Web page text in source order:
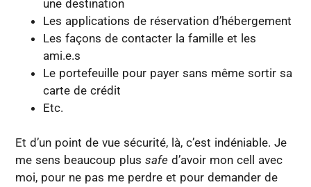
une destination
Les applications de réservation d’hébergement
Les façons de contacter la famille et les
ami.e.s
Le portefeuille pour payer sans même sortir sa
carte de crédit
Etc.
Et d’un point de vue sécurité, là, c’est indéniable. Je
me sens beaucoup plussafe d’avoir mon cell avec
moi, pour ne pas me perdre et pour demander de